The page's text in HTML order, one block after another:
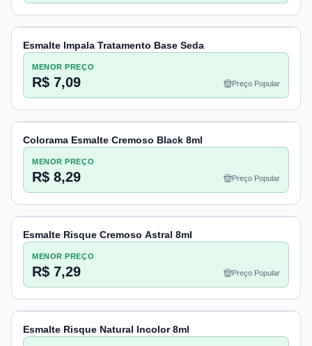
Esmalte Impala Tratamento Base Seda
MENOR PREÇO
R$ 7,09 Preço Popular
Colorama Esmalte Cremoso Black 8ml
MENOR PREÇO
R$ 8,29 Preço Popular
Esmalte Risque Cremoso Astral 8ml
MENOR PREÇO
R$ 7,29 Preço Popular
Esmalte Risque Natural Incolor 8ml